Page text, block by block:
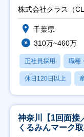
株式会社クラス（
千葉県
310万~460万
正社員採用 職種
休日120日以上
神奈川【1回面接
くるみんマーク